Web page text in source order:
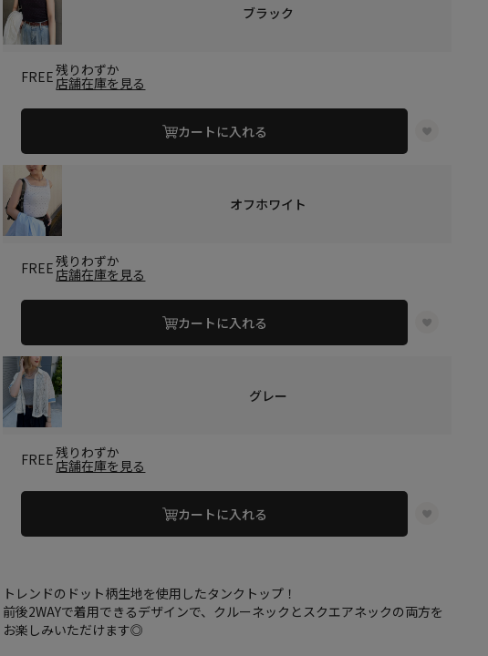
ブラック
FREE残りわずか
店舗在庫を見る
カートに入れる
オフホワイト
FREE残りわずか
店舗在庫を見る
カートに入れる
グレー
FREE残りわずか
店舗在庫を見る
カートに入れる
トレンドのドット柄生地を使用したタンクトップ！
前後2WAYで着用できるデザインで、クルーネックとスクエアネックの両方を
お楽しみいただけます◎